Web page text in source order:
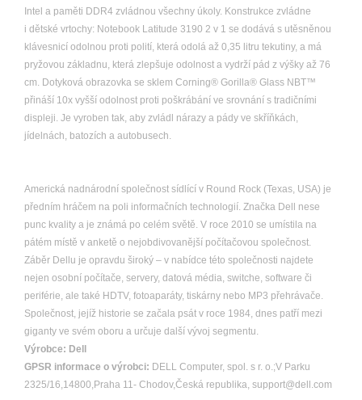
Intel a paměti DDR4 zvládnou všechny úkoly. Konstrukce zvládne
i dětské vrtochy: Notebook Latitude 3190 2 v 1 se dodává s utěsněnou
klávesnicí odolnou proti polití, která odolá až 0,35 litru tekutiny, a má
pryžovou základnu, která zlepšuje odolnost a vydrží pád z výšky až 76
cm. Dotyková obrazovka se sklem Corning® Gorilla® Glass NBT™
přináší 10x vyšší odolnost proti poškrábání ve srovnání s tradičními
displeji. Je vyroben tak, aby zvládl nárazy a pády ve skříňkách,
jídelnách, batozích a autobusech.
Americká nadnárodní společnost sídlící v Round Rock (Texas, USA) je
předním hráčem na poli informačních technologií. Značka Dell nese
punc kvality a je známá po celém světě. V roce 2010 se umístila na
pátém místě v anketě o nejobdivovanější počítačovou společnost.
Záběr Dellu je opravdu široký – v nabídce této společnosti najdete
nejen osobní počítače, servery, datová média, switche, software či
periférie, ale také HDTV, fotoaparáty, tiskárny nebo MP3 přehrávače.
Společnost, jejíž historie se začala psát v roce 1984, dnes patří mezi
giganty ve svém oboru a určuje další vývoj segmentu.
Výrobce: Dell
GPSR informace o výrobci: DELL Computer, spol. s r. o.;V Parku
2325/16,14800,Praha 11- Chodov,Česká republika, support@dell.com